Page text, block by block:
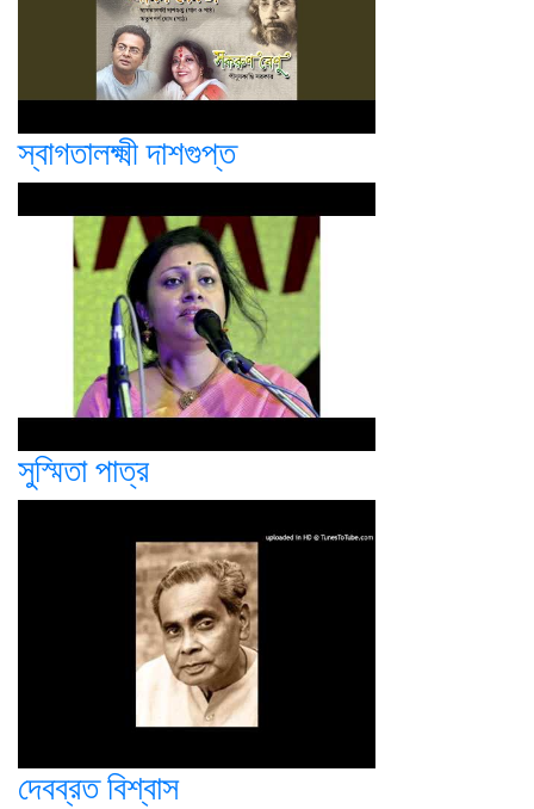
স্বাগতালক্ষ্মী দাশগুপ্ত
সুস্মিতা পাত্র
দেবব্রত বিশ্বাস